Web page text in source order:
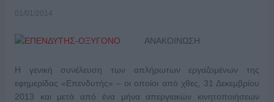
01/01/2014
ΑΝΑΚΟΙΝΩΣΗ
Η γενική συνέλευση των απλήρωτων εργαζομένων της
εφημερίδας «Επενδυτής» – οι οποίοι από χθες, 31 Δεκεμβρίου
2013 και μετά από ένα μήνα απεργιακών κινητοποιήσεων